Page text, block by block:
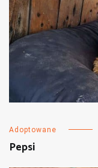
Adoptowane
Pepsi